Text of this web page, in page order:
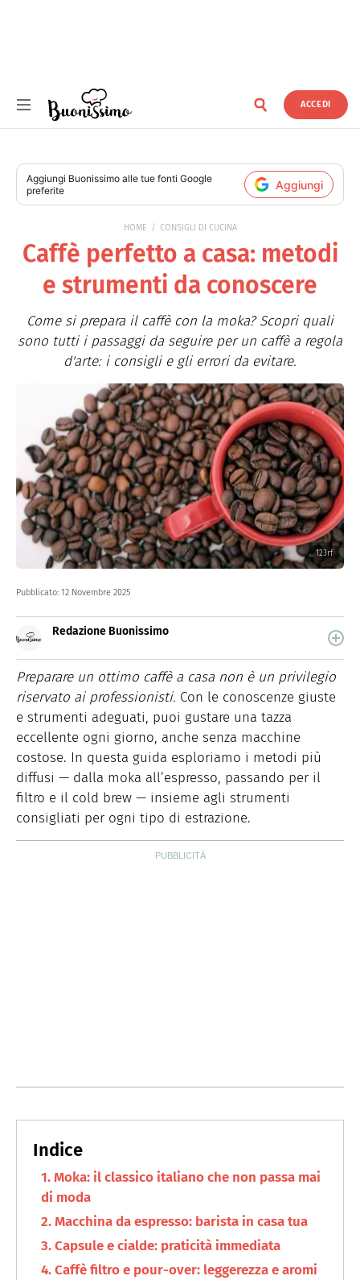
ACCEDI
Aggiungi Buonissimo alle tue fonti Google
preferite
Aggiungi
HOME CONSIGLI DI CUCINA
Caffè perfetto a casa: metodi
e strumenti da conoscere
Come si prepara il caffè con la moka? Scopri quali
sono tutti i passaggi da seguire per un caffè a regola
d'arte: i consigli e gli errori da evitare.
123rf
Pubblicato: 12 Novembre 2025
Redazione Buonissimo
quale trovi idee veloci, facili e spiegate passo passo.
Preparare un ottimo caffè a casa non è un privilegio
riservato ai professionisti. Con le conoscenze giuste
e strumenti adeguati, puoi gustare una tazza
eccellente ogni giorno, anche senza macchine
costose. In questa guida esploriamo i metodi più
diffusi — dalla moka all’espresso, passando per il
filtro e il cold brew — insieme agli strumenti
consigliati per ogni tipo di estrazione.
Moka: il classico italiano che non passa mai
di moda
Macchina da espresso: barista in casa tua
Capsule e cialde: praticità immediata
Caffè filtro e pour-over: leggerezza e aromi